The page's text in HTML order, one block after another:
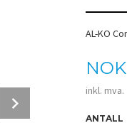
AL-KO
Pris
NOK
inkl. mva.
ANTALL